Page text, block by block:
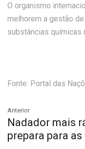
O organismo
melhorem a gestão
substâncias químicas
Fonte: Portal das
Anterior
Nadador mais
prepara para